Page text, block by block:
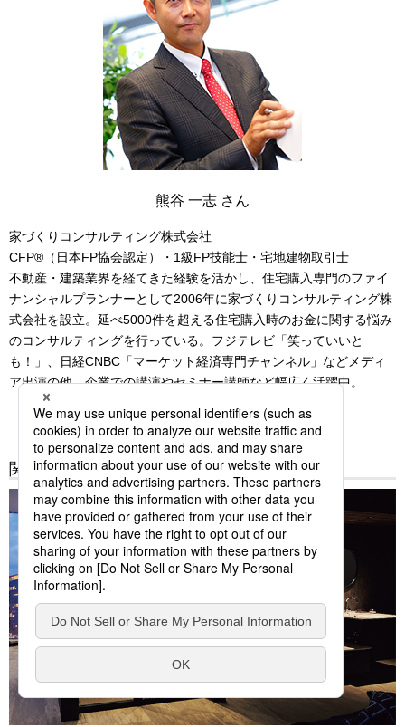
熊谷 一志 さん
家づくりコンサルティング株式会社
CFP®（日本FP協会認定）・1級FP技能士・宅地建物取引士
不動産・建築業界を経てきた経験を活かし、住宅購入専門のファイ
ナンシャルプランナーとして2006年に家づくりコンサルティング株
式会社を設立。延べ5000件を超える住宅購入時のお金に関する悩み
のコンサルティングを行っている。フジテレビ「笑っていいと
も！」、日経CNBC「マーケット経済専門チャンネル」などメディ
ア出演の他、企業での講演やセミナー講師など幅広く活躍中。
関連記事